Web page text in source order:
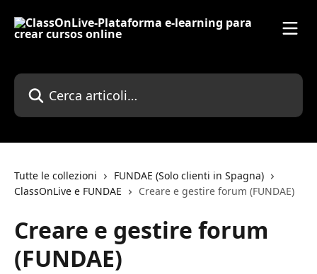
Cerca articoli…
Tutte le collezioni
FUNDAE (Solo clienti in Spagna)
ClassOnLive e FUNDAE
Creare e gestire forum (FUNDAE)
Creare e gestire forum
(FUNDAE)